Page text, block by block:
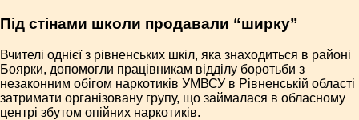
Під стінами школи продавали “ширку”
Вчителі однієї з рівненських шкіл, яка знаходиться в районі
Боярки, допомогли працівникам відділу боротьби з
незаконним обігом наркотиків УМВСУ в Рівненській області
затримати організовану групу, що займалася в обласному
центрі збутом опійних наркотиків.